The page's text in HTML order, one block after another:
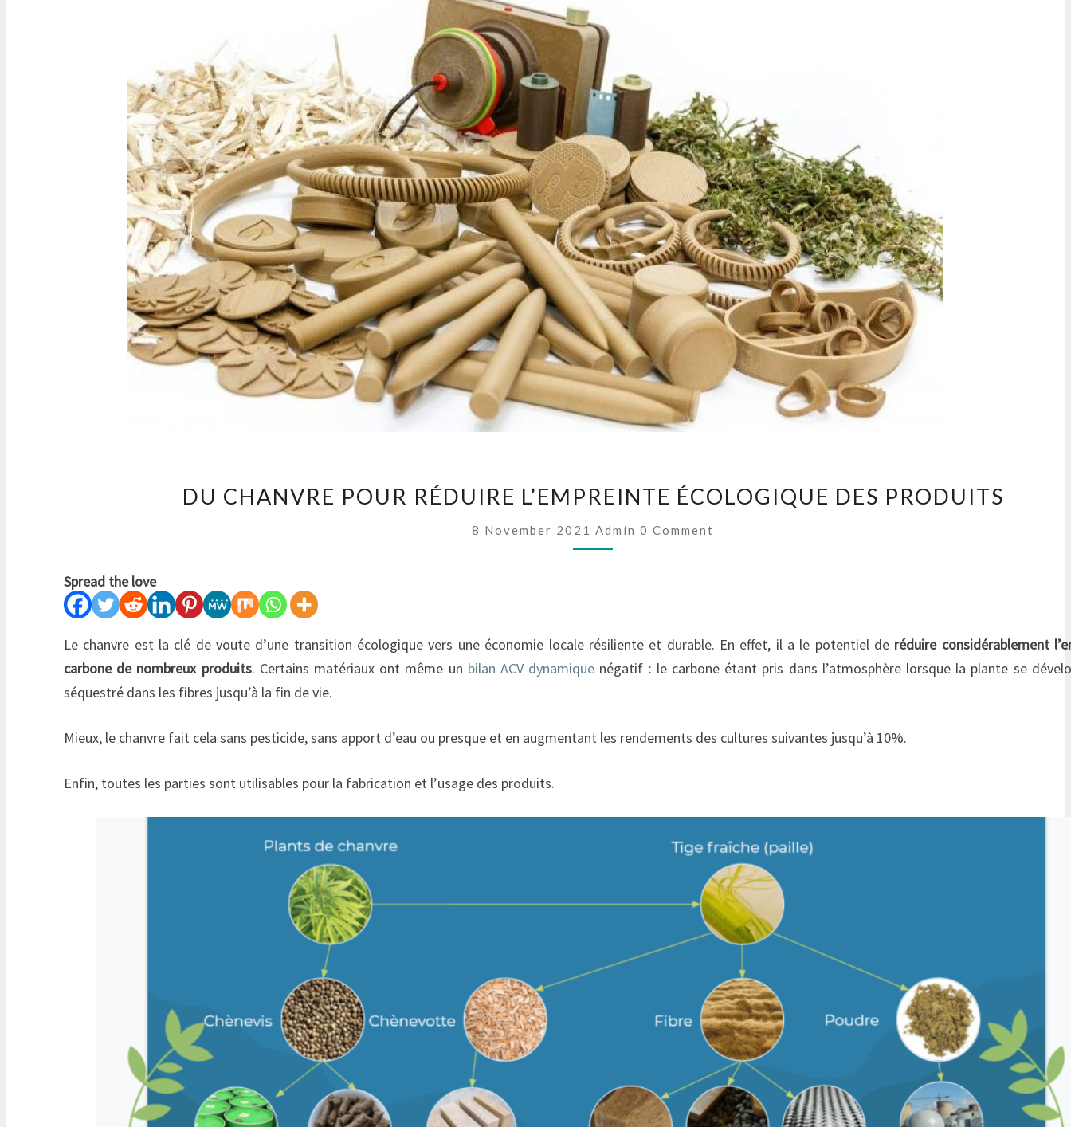
CHANVRE
POUR
RÉDUIRE
L’EMPREINTE
DU CHANVRE POUR RÉDUIRE L’EMPREINTE ÉCOLOGIQUE DES PRODUITS
8 November 2021 Admin Comments
0 Comment
Spread the love
Le chanvre est la clé de voute d’une transition écologique vers une économie locale résiliente et durable. En effet, il a le potentiel de réduire considérablement
carbone de nombreux produits. Certains matériaux ont même un bilan ACV dynamique négatif : le carbone étant pris dans l’atmosphère lorsque la plante se
séquestré dans les fibres jusqu’à la fin de vie.
Mieux, le chanvre fait cela sans pesticide, sans apport d’eau ou presque et en augmentant les rendements des cultures suivantes jusqu’à 10%.
Enfin, toutes les parties sont utilisables pour la fabrication et l’usage des produits.